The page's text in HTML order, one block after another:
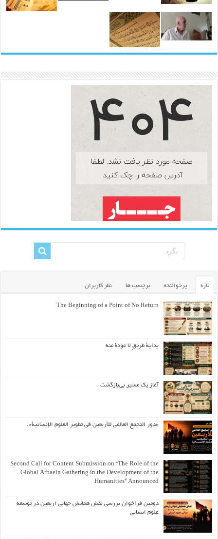
تازه پرخواننده برچسب ها نظر کاربران
The Beginning of a Point of No Return
بداية طريقٍ لا عودة منه
آغاز یک مسیر بی‌بازگشت
«دور التجمع العالمي للأربعين في تطوير العلوم الإنسانية».
Second Call for Content Submission on “The Role of the
Global Arbaein Gathering in the Development of the
Humanities” Announced
دومین فراخوان بررسی نقش همایش جهانی اربعین در توسعه
علوم انسانی